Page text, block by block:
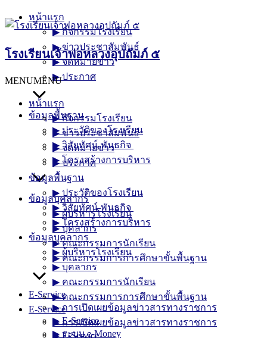
Skip
to
โรงเรียนเจ้าพ่อหลวงอุปถัมภ์ ๕
MENUMENU
หน้าแรก
▶︎ กิจกรรมโรงเรียน
▶︎ ข่าวประชาสัมพันธ์
▶︎ จดหมายข่าว
▶︎ ประกาศ
ข้อมูลพื้นฐาน
▶︎ ประวัติของโรงเรียน
▶︎ วิสัยทัศน์-พันธกิจ
▶︎ โครงสร้างการบริหาร
ข้อมูลบุคลากร
▶︎ ผู้บริหารโรงเรียน
▶︎ บุคลากร
▶︎ คณะกรรมการนักเรียน
▶︎ คณะกรรมการการศึกษาขั้นพื้นฐาน
E-Service
▶︎ การเปิดเผยข้อมูลข่าวสารทางราชการ
▶︎ E-Service
หน้าแรก
▶︎ กิจกรรมโรงเรียน
▶︎ ข่าวประชาสัมพันธ์
▶︎ จดหมายข่าว
▶︎ ประกาศ
ข้อมูลพื้นฐาน
▶︎ ประวัติของโรงเรียน
▶︎ วิสัยทัศน์-พันธกิจ
▶︎ โครงสร้างการบริหาร
ข้อมูลบุคลากร
▶︎ ผู้บริหารโรงเรียน
▶︎ บุคลากร
▶︎ คณะกรรมการนักเรียน
▶︎ คณะกรรมการการศึกษาขั้นพื้นฐาน
E-Service
▶︎ การเปิดเผยข้อมูลข่าวสารทางราชการ
▶︎ E-Service
▶︎ ระบบ e-Money